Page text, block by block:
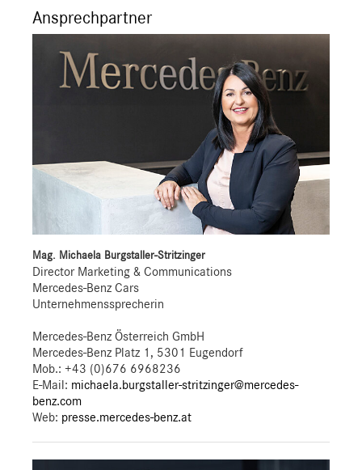
Ansprechpartner
Mag. Michaela Burgstaller-Stritzinger
Director Marketing & Communications
Mercedes-Benz Cars
Unternehmenssprecherin
Mercedes-Benz Österreich GmbH
Mercedes-Benz Platz 1, 5301 Eugendorf
Mob.: +43 (0)676 6968236
E-Mail: michaela.burgstaller-stritzinger@mercedes-
benz.com
Web: presse.mercedes-benz.at